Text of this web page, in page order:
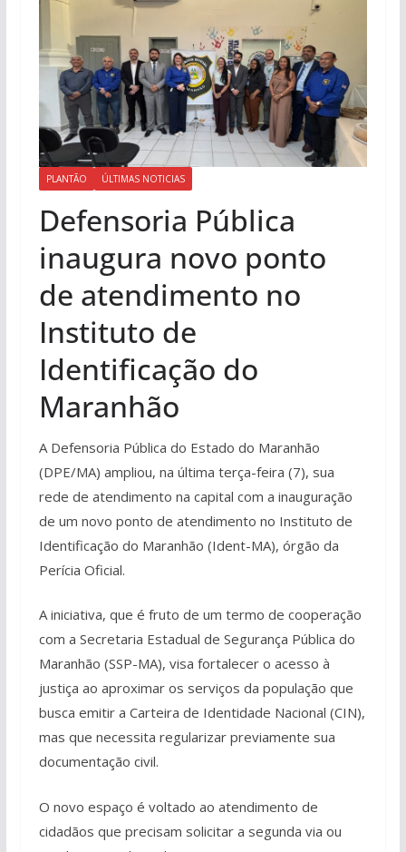
PLANTÃO ÚLTIMAS NOTICIAS
Defensoria Pública
inaugura novo ponto
de atendimento no
Instituto de
Identificação do
Maranhão
A Defensoria Pública do Estado do Maranhão
(DPE/MA) ampliou, na última terça-feira (7), sua
rede de atendimento na capital com a inauguração
de um novo ponto de atendimento no Instituto de
Identificação do Maranhão (Ident-MA), órgão da
Perícia Oficial.
A iniciativa, que é fruto de um termo de cooperação
com a Secretaria Estadual de Segurança Pública do
Maranhão (SSP-MA), visa fortalecer o acesso à
justiça ao aproximar os serviços da população que
busca emitir a Carteira de Identidade Nacional (CIN),
mas que necessita regularizar previamente sua
documentação civil.
O novo espaço é voltado ao atendimento de
cidadãos que precisam solicitar a segunda via ou